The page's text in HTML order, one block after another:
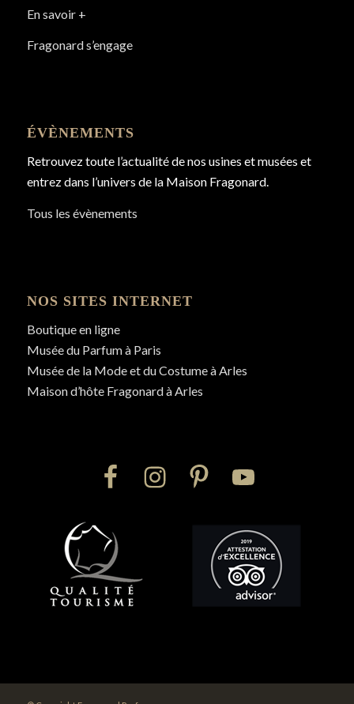
En savoir +
Fragonard s’engage
ÉVÈNEMENTS
Retrouvez toute l’actualité de nos usines et musées et
entrez dans l’univers de la Maison Fragonard.
Tous les évènements
NOS SITES INTERNET
Boutique en ligne
Musée du Parfum à Paris
Musée de la Mode et du Costume à Arles
Maison d’hôte Fragonard à Arles